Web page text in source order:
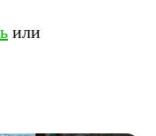
или